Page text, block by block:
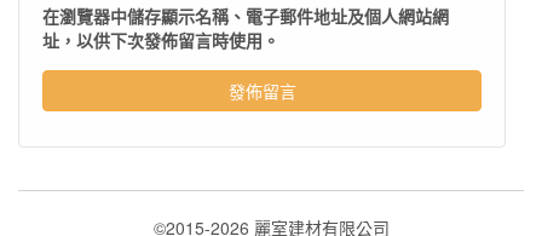
在瀏覽器中儲存顯示名稱、電子郵件地址及個人網站網
址，以供下次發佈留言時使用。
©2015-2026 麗室建材有限公司